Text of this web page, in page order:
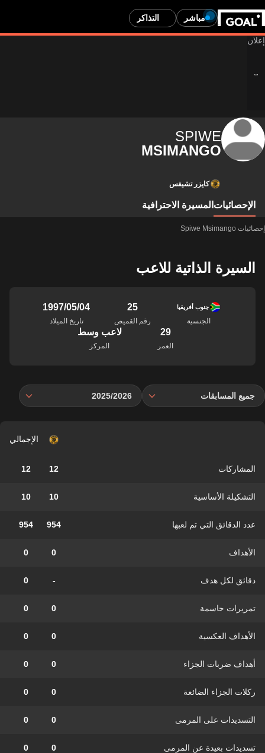
مباشر التذاكر
SPIWE
MSIMANGO
كايزر تشيفس
الإحصائيات المسيرة الاحترافية
إحصائيات Spiwe Msimango
السيرة الذاتية للاعب
جنوب أفريقيا
الجنسية
25
رقم القميص
04‏/05‏/1997
تاريخ الميلاد
29
العمر
لاعب وسط
المركز
جميع المسابقات 2025/2026
الإجمالي
المشاركات 12
12
التشكيلة الأساسية 10
10
عدد الدقائق التي تم لعبها 954
954
الأهداف 0
0
دقائق لكل هدف -
0
تمريرات حاسمة 0
0
الأهداف العكسية 0
0
أهداف ضربات الجزاء 0
0
ركلات الجزاء الضائعة 0
0
التسديدات على المرمى 0
0
تسديدات بعيدة عن المرمى 0
0